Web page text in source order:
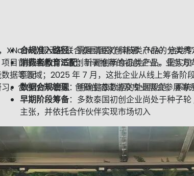
XNode创极无限联合泰国国家创新署（NIA）启动
目首期遴选出 3 家创新署推荐的初创企业，业务
据等领域；2025 年 7 月，这批企业从线上筹备阶
、合作伙伴对接、创新生态走访及专业展会参展等
合规准入路径：需厘清医疗科技类产品的分类
消费者教育适配：针对创新食品类产品，需实
匹配
数据合规管理：明确健康数据的处理规范、系
早期阶段筹备：多数泰国初创企业尚处于种子
主张，并依托合作伙伴实现市场切入